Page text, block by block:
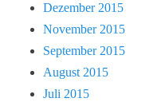
Dezember 2015
November 2015
September 2015
August 2015
Juli 2015